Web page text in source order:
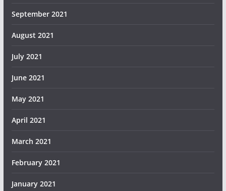
September 2021
August 2021
July 2021
June 2021
May 2021
April 2021
March 2021
February 2021
January 2021